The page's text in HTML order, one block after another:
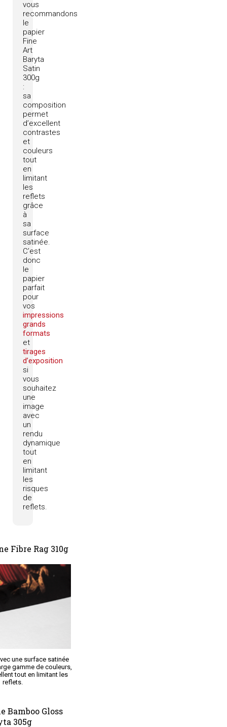
vous
recommandons
le
papier
Fine
Art
Baryta
Satin
300g
:
sa
composition
permet
d’excellent
contrastes
et
couleurs
tout
en
limitant
les
reflets
grâce
à
sa
surface
satinée.
C’est
donc
le
papier
parfait
pour
vos
impressions
grands
formats
et
tirages
d’exposition
si
vous
souhaitez
une
image
avec
un
rendu
dynamique
tout
en
limitant
les
risques
de
reflets.
Fibre Rag 310g
une surface satinée
gamme de couleurs,
tout en limitant les
reflets.
Bamboo Gloss
305g